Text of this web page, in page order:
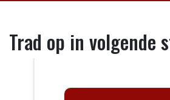
Trad op in volgende